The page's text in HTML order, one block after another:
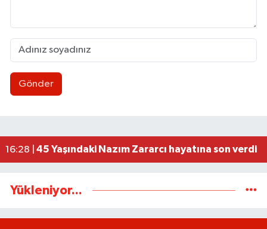
Gönder
20:41 |112 Artık cepte!
21:30 |Düğme, Dümen, Değirmen, Define... /Zeki
Yükleniyor...